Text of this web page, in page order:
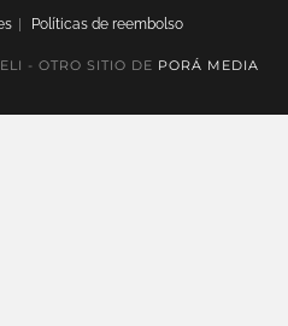
Políticas de reembolso
- OTRO SITIO DE PORÁ MEDIA